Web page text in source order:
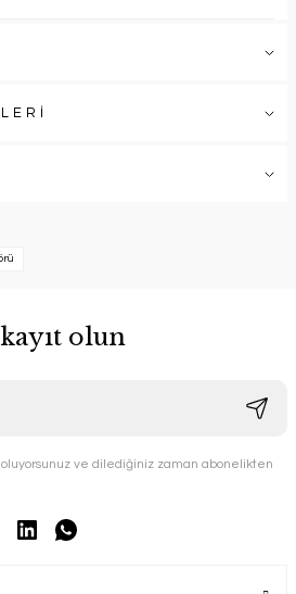
olun
ve dilediğiniz zaman abonelikten